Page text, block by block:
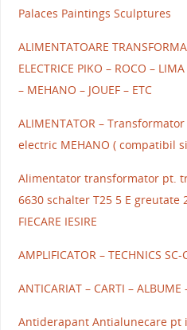
Palaces Paintings Sculptures
ALIMENTATOARE
ELECTRICE PIKO – ROCO –
– MEHANO – JOUEF – ETC
ALIMENTATOR –
electric MEHANO ( compatibil
Alimentator transformator pt.
6630 schalter T25 5 E greutate 2
FIECARE IESIRE
AMPLIFICATOR – TECHNICS SC-
ANTICARIAT – CARTI – ALBUME
Antiderapant Antialunecare pt